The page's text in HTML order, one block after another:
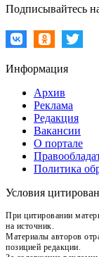
Подписывайтесь
Информация
Архив
Реклама
Редакция
Вакансии
О портале
Политика
Условия
При цитировании
на источник.
Материалы авторов
позицией редакции.